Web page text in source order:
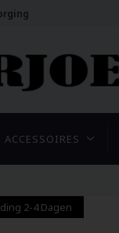
ACCESSOIRES
2-4 Dagen